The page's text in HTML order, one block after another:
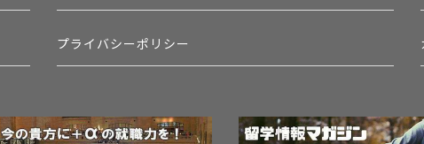
プライバシーポリシー